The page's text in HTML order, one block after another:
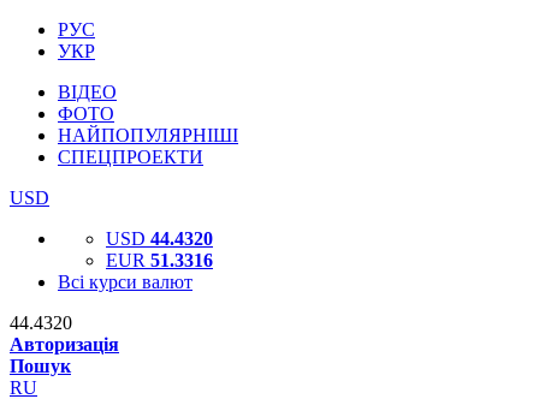
РУС
УКР
ВІДЕО
ФОТО
НАЙПОПУЛЯРНІШІ
СПЕЦПРОЕКТИ
USD
USD 44.4320
EUR 51.3316
Всі курси валют
44.4320
Авторизація
Пошук
RU